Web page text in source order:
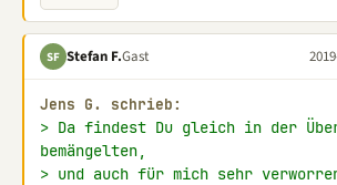
SF Stefan F.Gast
Jens G. schrieb:
> Da findest Du gleich in der
bemängelten,
> und auch für mich sehr